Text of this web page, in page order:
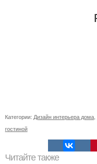
Категории: Дизайн интерьера дома
гостиной
Читайте также